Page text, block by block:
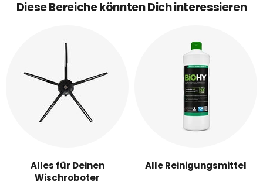
Diese Bereiche könnten Dich interessieren
Alles für Deinen
Wischroboter
Alle Reinigungsmittel